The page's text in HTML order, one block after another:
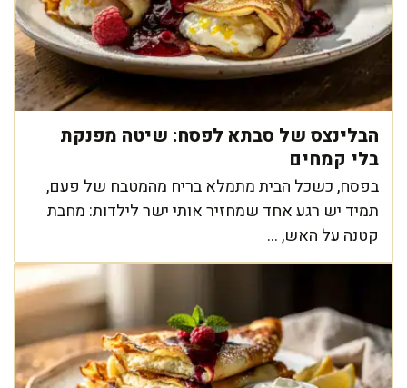
הבלינצס של סבתא לפסח: שיטה מפנקת
בלי קמחים
בפסח, כשכל הבית מתמלא בריח מהמטבח של פעם,
תמיד יש רגע אחד שמחזיר אותי ישר לילדות: מחבת
קטנה על האש, ...